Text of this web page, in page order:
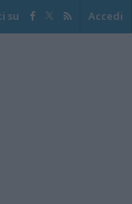
su Accedi